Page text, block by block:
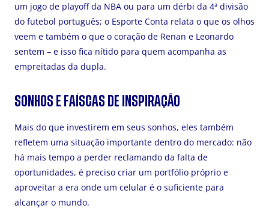
um jogo de playoff da NBA ou para um dérbi da 4ª divisão
do futebol português; o Esporte Conta relata o que os olhos
veem e também o que o coração de Renan e Leonardo
sentem – e isso fica nítido para quem acompanha as
empreitadas da dupla.
SONHOS E FAÍSCAS DE INSPIRAÇÃO
Mais do que investirem em seus sonhos, eles também
refletem uma situação importante dentro do mercado: não
há mais tempo a perder reclamando da falta de
oportunidades, é preciso criar um portfólio próprio e
aproveitar a era onde um celular é o suficiente para
alcançar o mundo.